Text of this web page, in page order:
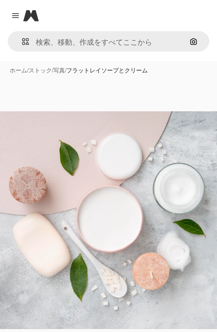
Close menu
Magnific
画像で
ホーム/ストック/写真/フラットレイソープとクリーム